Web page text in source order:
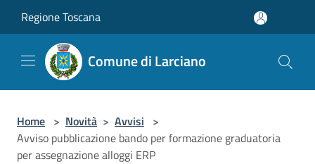
Regione Toscana
Comune di Larciano
Home > Novità > Avvisi >
Avviso pubblicazione bando per formazione graduatoria
per assegnazione alloggi ERP